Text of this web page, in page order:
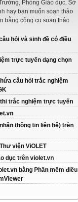
Phòng Giáo dục, Sở
hay bạn muốn soạn thảo
bằng công cụ soạn thảo
hỏi và sinh đề có điều
trực tuyến dạng chọn
câu hỏi trắc nghiệm
trắc nghiệm trực tuyến
thông tin liên hệ) trên
viện ViOLET
dục trên violet.vn
bằng Phần mềm điều